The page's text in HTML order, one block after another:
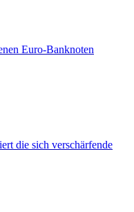
Euro-Banknoten
die sich verschärfende